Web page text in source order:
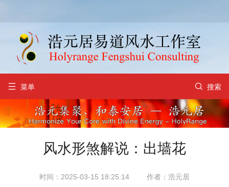
 菜单  搜索
风水形煞解说：出墙花
时间：2025-03-15 18:25:14 作者：浩元居